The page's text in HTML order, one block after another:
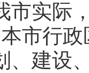
市实际
本市行
、建设